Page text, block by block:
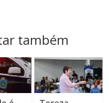
também